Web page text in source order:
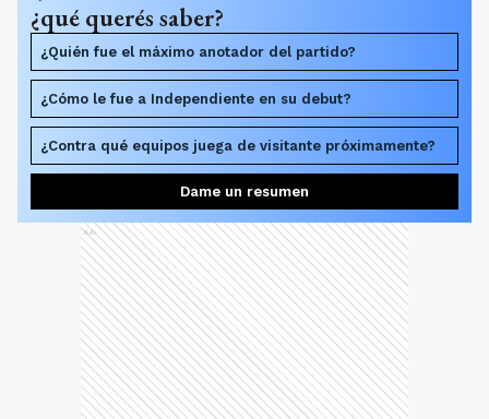
¿qué querés saber?
¿Quién fue el máximo anotador del partido?
¿Cómo le fue a Independiente en su debut?
¿Contra qué equipos juega de visitante próximamente?
Dame un resumen
Ads